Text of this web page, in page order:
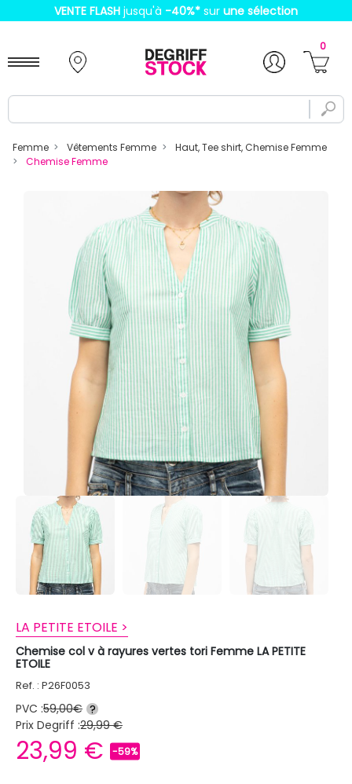
VENTE FLASH jusqu'à -40%* sur une sélection
0
Femme Vêtements Femme
Haut, Tee shirt, Chemise Femme
Chemise Femme
LA PETITE ETOILE >
Chemise col v à rayures vertes tori Femme LA PETITE
ETOILE
Ref. : P26F0053
PVC :59,00€ ?
Prix Degriff :29,99 €
23,99 € -59%